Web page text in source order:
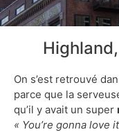
On s’est retrouvé
parce que la
qu’il y avait un super
« You’re gonna love